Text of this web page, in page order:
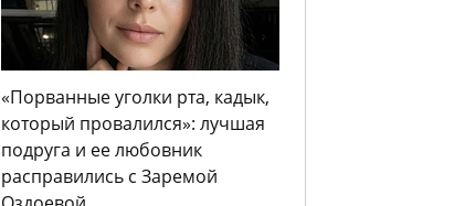
«Порванные уголки рта, кадык,
который провалился»: лучшая
подруга и ее любовник
расправились с Заремой